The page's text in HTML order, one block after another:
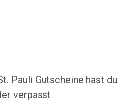
Pauli Gutscheine hast du
verpasst